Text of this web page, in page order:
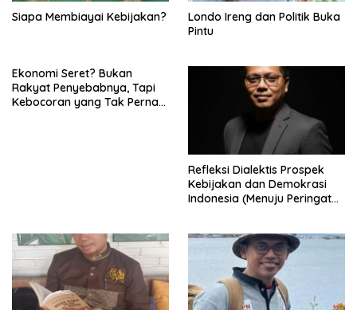
Siapa Membiayai Kebijakan?
Londo Ireng dan Politik Buka
Pintu
Ekonomi Seret? Bukan
Rakyat Penyebabnya, Tapi
Kebocoran yang Tak Pernah
Refleksi Dialektis Prospek
Kebijakan dan Demokrasi
Indonesia (Menuju Peringatan